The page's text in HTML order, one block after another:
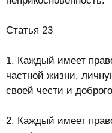
Статья 23
1. Каждый имеет
частной жизни,
своей чести и
2. Каждый имеет